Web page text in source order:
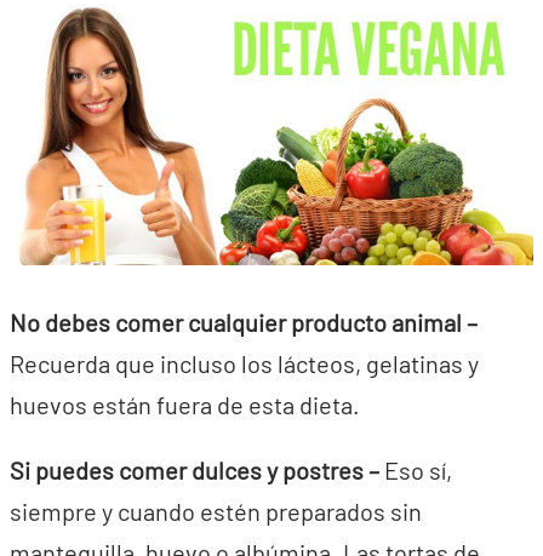
No debes comer cualquier producto animal –
Recuerda que incluso los lácteos, gelatinas y
huevos están fuera de esta dieta.
Si puedes comer dulces y postres – Eso sí,
siempre y cuando estén preparados sin